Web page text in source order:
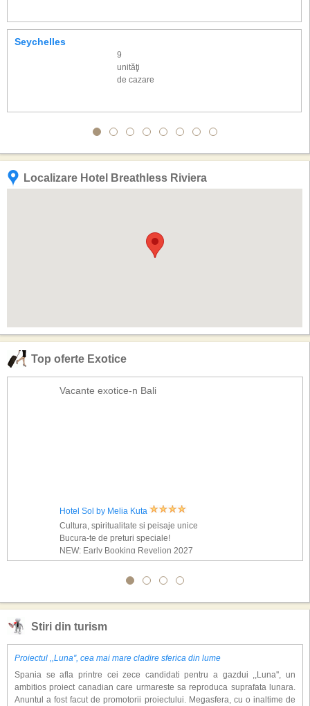
Seychelles
9
unităţi
de cazare
Localizare Hotel Breathless Riviera
Top oferte Exotice
Vacante exotice-n Bali
Hotel Sol by Melia Kuta
Cultura, spiritualitate si peisaje unice
Bucura-te de preturi speciale!
NEW: Early Booking Revelion 2027
Stiri din turism
Proiectul ,,Luna'', cea mai mare cladire sferica din lume
Spania se afla printre cei zece candidati pentru a gazdui ,,Luna'', un
ambitios proiect canadian care urmareste sa reproduca suprafata lunara.
Anuntul a fost facut de promotorii proiectului. Megasfera, cu o inaltime de